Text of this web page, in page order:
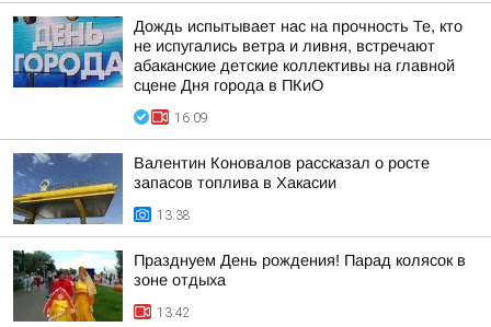
Дождь испытывает нас на прочность Те, кто
не испугались ветра и ливня, встречают
абаканские детские коллективы на главной
сцене Дня города в ПКиО
16:09
Валентин Коновалов рассказал о росте
запасов топлива в Хакасии
13:38
Празднуем День рождения! Парад колясок в
зоне отдыха
13:42